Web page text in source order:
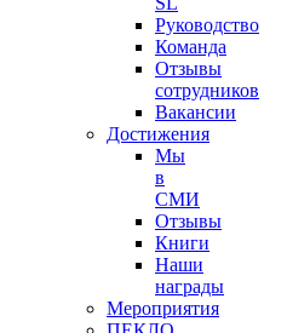
Руководство
Команда
Отзывы
сотрудников
Вакансии
Достижения
Мы
в
СМИ
Отзывы
Книги
Наши
награды
Мероприятия